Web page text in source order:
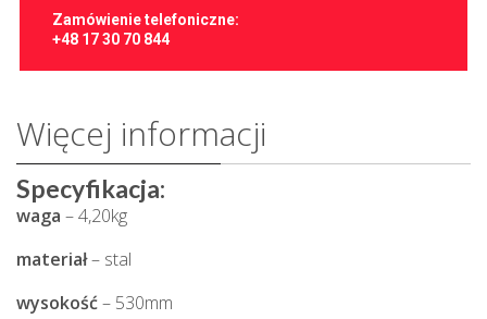
Zamówienie telefoniczne:
+48 17 30 70 844
Więcej informacji
Specyfikacja:
waga – 4,20kg
materiał– stal
wysokość– 530mm